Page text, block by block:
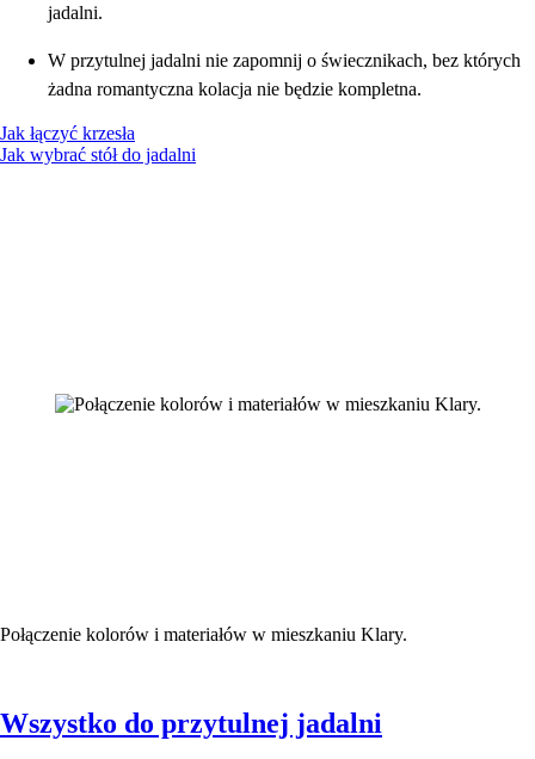
jadalni.
W przytulnej jadalni nie zapomnij o świecznikach, bez których
żadna romantyczna kolacja nie będzie kompletna.
Jak łączyć krzesła
Jak wybrać stół do jadalni
Połączenie kolorów i materiałów w mieszkaniu Klary.
Wszystko do przytulnej jadalni